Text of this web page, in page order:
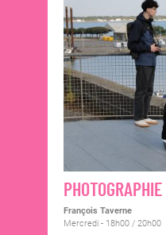
François Taverne
Mercredi - 18h00 / 20h00